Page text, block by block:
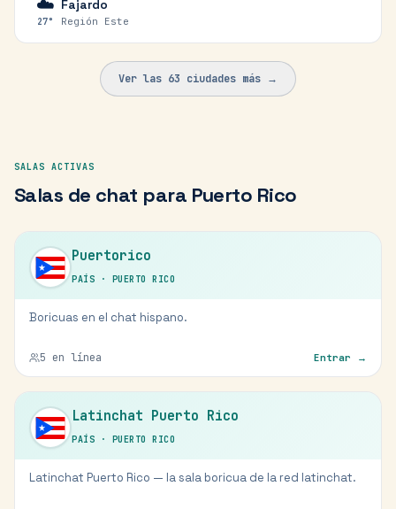
27°
Fajardo
Región Este
Ver las 63 ciudades más →
SALAS ACTIVAS
Salas de chat para Puerto Rico
Puertorico
PAÍS · PUERTO RICO
Boricuas en el chat hispano.
5 en línea Entrar →
Latinchat Puerto Rico
PAÍS · PUERTO RICO
Latinchat Puerto Rico — la sala boricua de la red latinchat.